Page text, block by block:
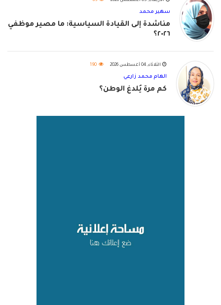
سهير محمد
مناشدة إلى القيادة السياسية: ما مصير موظفي
٢٠٢٦؟
الثلاثاء, 04 أغسطس 2026 190
الهام محمد زارعي
كم مرة يُلدغ الوطن؟